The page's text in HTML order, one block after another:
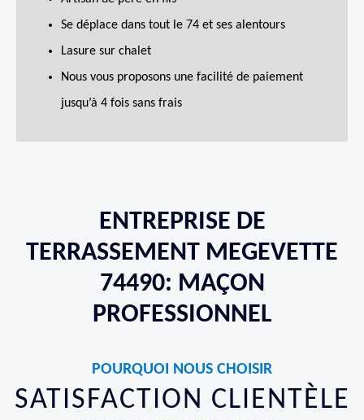
Se déplace dans tout le 74 et ses alentours
Lasure sur chalet
Nous vous proposons une facilité de paiement
jusqu’à 4 fois sans frais
ENTREPRISE DE
TERRASSEMENT MEGEVETTE
74490: MAÇON
PROFESSIONNEL
POURQUOI NOUS CHOISIR
SATISFACTION CLIENTÈLE